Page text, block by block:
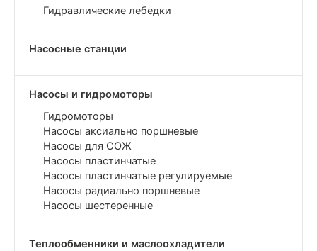
Гидравлические лебедки
Насосные станции
Насосы и гидромоторы
Гидромоторы
Насосы аксиально поршневые
Насосы для СОЖ
Насосы пластинчатые
Насосы пластинчатые регулируемые
Насосы радиально поршневые
Насосы шестеренные
Теплообменники и маслоохладители